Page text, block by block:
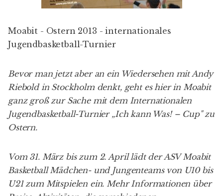
Moabit - Ostern 2013 - internationales
Jugendbasketball-Turnier
Bevor man jetzt aber an ein Wiedersehen mit Andy
Riebold in Stockholm denkt, geht es hier in Moabit
ganz groß zur Sache mit dem Internationalen
Jugendbasketball-Turnier „Ich kann Was! – Cup" zu
Ostern.
Vom 31. März bis zum 2. April lädt der ASV Moabit
Basketball Mädchen- und Jungenteams von U10 bis
U21 zum Mitspielen ein. Mehr Informationen über